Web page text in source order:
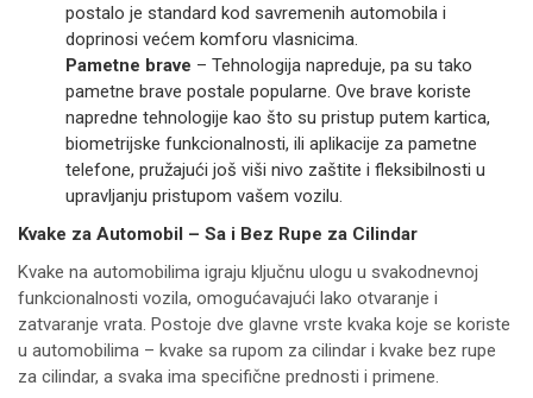
postalo je standard kod savremenih automobila i
doprinosi većem komforu vlasnicima.
Pametne brave – Tehnologija napreduje, pa su tako
pametne brave postale popularne. Ove brave koriste
napredne tehnologije kao što su pristup putem kartica,
biometrijske funkcionalnosti, ili aplikacije za pametne
telefone, pružajući još viši nivo zaštite i fleksibilnosti u
upravljanju pristupom vašem vozilu.
Kvake za Automobil – Sa i Bez Rupe za Cilindar
Kvake na automobilima igraju ključnu ulogu u svakodnevnoj
funkcionalnosti vozila, omogućavajući lako otvaranje i
zatvaranje vrata. Postoje dve glavne vrste kvaka koje se koriste
u automobilima – kvake sa rupom za cilindar i kvake bez rupe
za cilindar, a svaka ima specifične prednosti i primene.